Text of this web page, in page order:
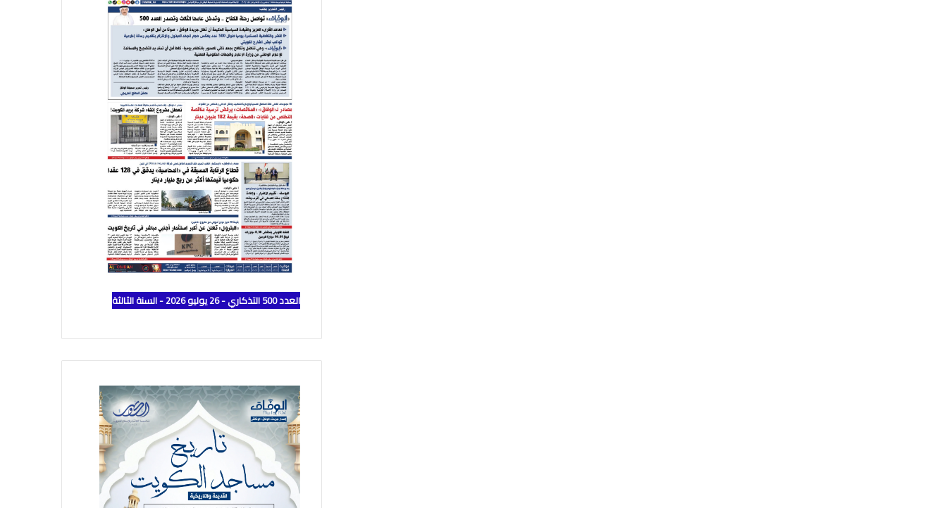
العدد 500 التذكاري - 26 يوليو 2026 - السنة الثالثة